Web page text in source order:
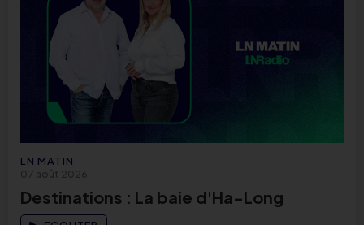
LN MATIN
07 août 2026
Destinations : La baie d'Ha-Long